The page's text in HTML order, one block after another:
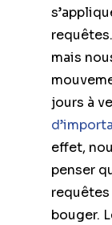
mais
jours à
effet,
penser
bouger.